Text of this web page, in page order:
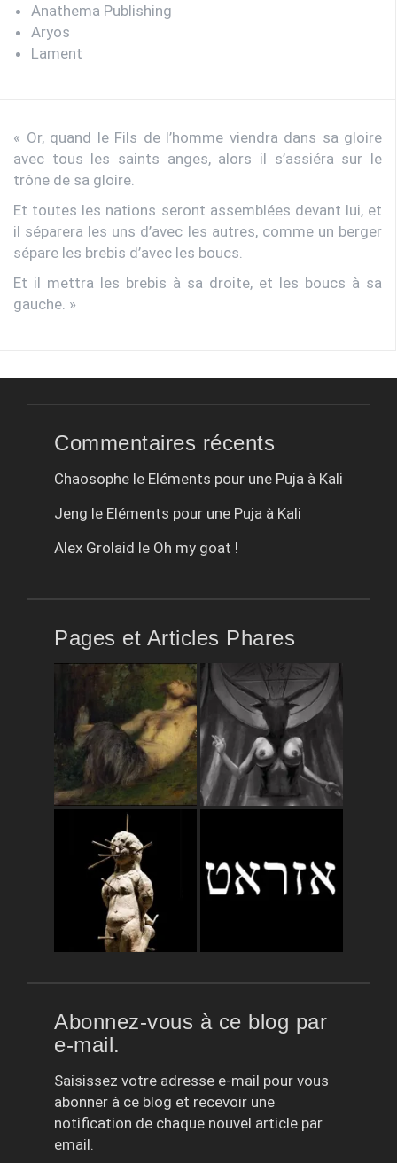
Anathema Publishing
Aryos
Lament
« Or, quand le Fils de l’homme viendra dans sa gloire
avec tous les saints anges, alors il s’assiéra sur le
trône de sa gloire.
Et toutes les nations seront assemblées devant lui, et
il séparera les uns d’avec les autres, comme un berger
sépare les brebis d’avec les boucs.
Et il mettra les brebis à sa droite, et les boucs à sa
gauche. »
Commentaires récents
Chaosophe le Eléments pour une Puja à Kali
Jeng le Eléments pour une Puja à Kali
Alex Grolaid le Oh my goat !
Pages et Articles Phares
Abonnez-vous à ce blog par
e-mail.
Saisissez votre adresse e-mail pour vous
abonner à ce blog et recevoir une
notification de chaque nouvel article par
email.